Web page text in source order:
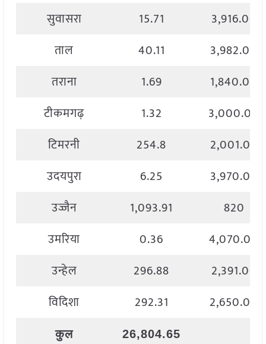
सुवासरा
15.71
3,916.00
ताल
40.11
3,982.00
तराना
1.69
1,840.00
टीकमगढ़
1.32
3,000.00
टिमरनी
254.8
2,001.00
उदयपुरा
6.25
3,970.00
उज्जैन
1,093.91
820
उमरिया
0.36
4,070.00
उन्हेल
296.88
2,391.00
विदिशा
292.31 2,650.00
कुल 26,804.65